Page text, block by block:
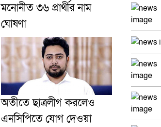
মনোনীত ৩৬ প্রার্থীর নাম
ঘোষণা
অতীতে ছাত্রলীগ করলেও
এনসিপিতে যোগ দেওয়া